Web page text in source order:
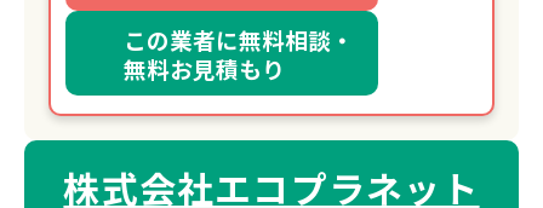
この業者に無料相談・
無料お見積もり
株式会社エコプラネット